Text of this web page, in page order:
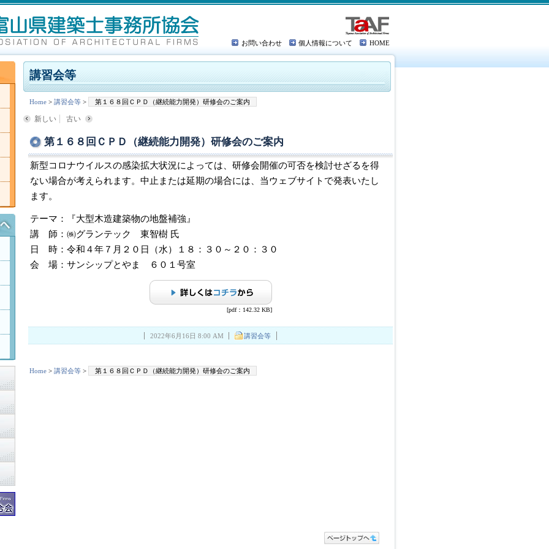
お問い合わせ 個人情報について HOME
講習会等
Home > 講習会等 > 第１６８回ＣＰＤ（継続能力開発）研修会のご案内
新しい 古い
第１６８回ＣＰＤ（継続能力開発）研修会のご案内
新型コロナウイルスの感染拡大状況によっては、研修会開催の可否を検討せざるを得
ない場合が考えられます。中止または延期の場合には、当ウェブサイトで発表いたし
ます。
テーマ：『大型木造建築物の地盤補強』
講 師：㈱グランテック 東智樹 氏
日 時：令和４年７月２０日（水）１８：３０～２０：３０
会 場：サンシップとやま ６０１号室
[pdf：142.32 KB]
2022年6月16日 8:00 AM 講習会等
Home > 講習会等 > 第１６８回ＣＰＤ（継続能力開発）研修会のご案内